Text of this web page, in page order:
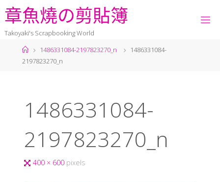
章魚燒の剪貼簿
Takoyaki's Scrapbooking World
1486331084-2197823270_n
1486331084-
2197823270_n
1486331084-
2197823270_n
400 × 600 pixels